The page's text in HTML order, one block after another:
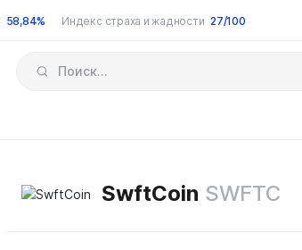
58,84% Индекс страха и жадности 27/100
SwftCoin SWFTC